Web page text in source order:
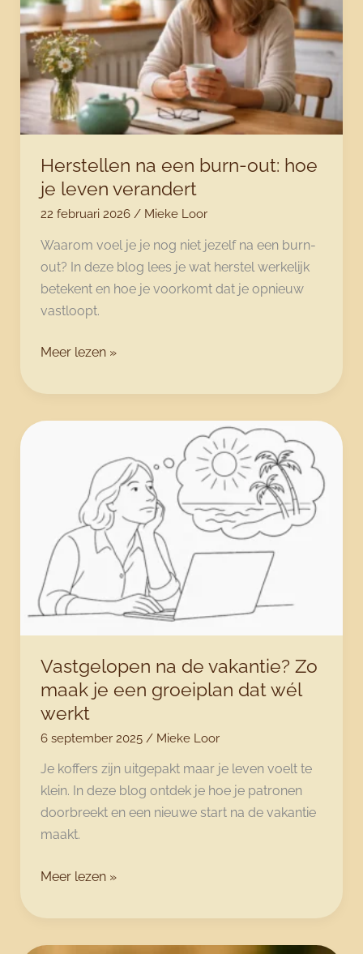
terugvinden
Herstellen na een burn-out: hoe
je leven verandert
22 februari 2026 / Mieke Loor
Waarom voel je je nog niet jezelf na een burn-
out? In deze blog lees je wat herstel werkelijk
betekent en hoe je voorkomt dat je opnieuw
vastloopt.
Herstellen
een
burn-
verandert
Meer lezen »
Vastgelopen na de vakantie? Zo
maak je een groeiplan dat wél
werkt
6 september 2025 / Mieke Loor
Je koffers zijn uitgepakt maar je leven voelt te
klein. In deze blog ontdek je hoe je patronen
doorbreekt en een nieuwe start na de vakantie
maakt.
Vastgelopen
de
vakantie?
Meer lezen »